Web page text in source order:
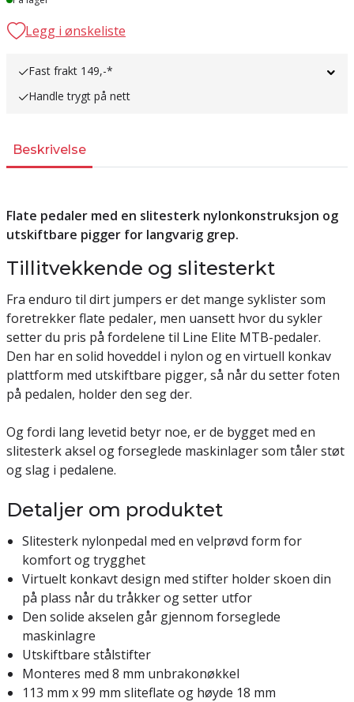
Legg i ønskeliste
Fast frakt 149,-*
Handle trygt på nett
Beskrivelse
Flate pedaler med en slitesterk nylonkonstruksjon og
utskiftbare pigger for langvarig grep.
Tillitvekkende og slitesterkt
Fra enduro til dirt jumpers er det mange syklister som
foretrekker flate pedaler, men uansett hvor du sykler
setter du pris på fordelene til Line Elite MTB-pedaler.
Den har en solid hoveddel i nylon og en virtuell konkav
plattform med utskiftbare pigger, så når du setter foten
på pedalen, holder den seg der.
Og fordi lang levetid betyr noe, er de bygget med en
slitesterk aksel og forseglede maskinlager som tåler støt
og slag i pedalene.
Detaljer om produktet
Slitesterk nylonpedal med en velprøvd form for
komfort og trygghet
Virtuelt konkavt design med stifter holder skoen din
på plass når du tråkker og setter utfor
Den solide akselen går gjennom forseglede
maskinlagre
Utskiftbare stålstifter
Monteres med 8 mm unbrakonøkkel
113 mm x 99 mm sliteflate og høyde 18 mm